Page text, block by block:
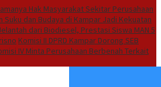
Hak Masyarakat Sekitar Perusahaan
Suku dan Budaya di Kampar Jadi Kekuatan
dari Biodiesel, Prestasi Siswa MAN 5
Komisi II DPRD Kampar Dorong SEB
IV Minta Perusahaan Berbenah Terkait